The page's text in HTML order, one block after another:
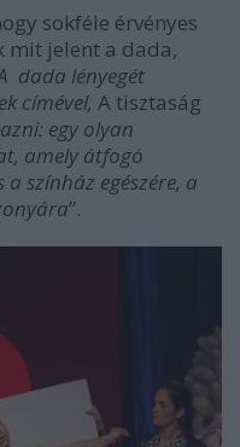
sokféle érvényes
mit jelent a dada,
dada lényegét
címével, A tisztaság
egy olyan
amely átfogó
színház egészére, a
”.